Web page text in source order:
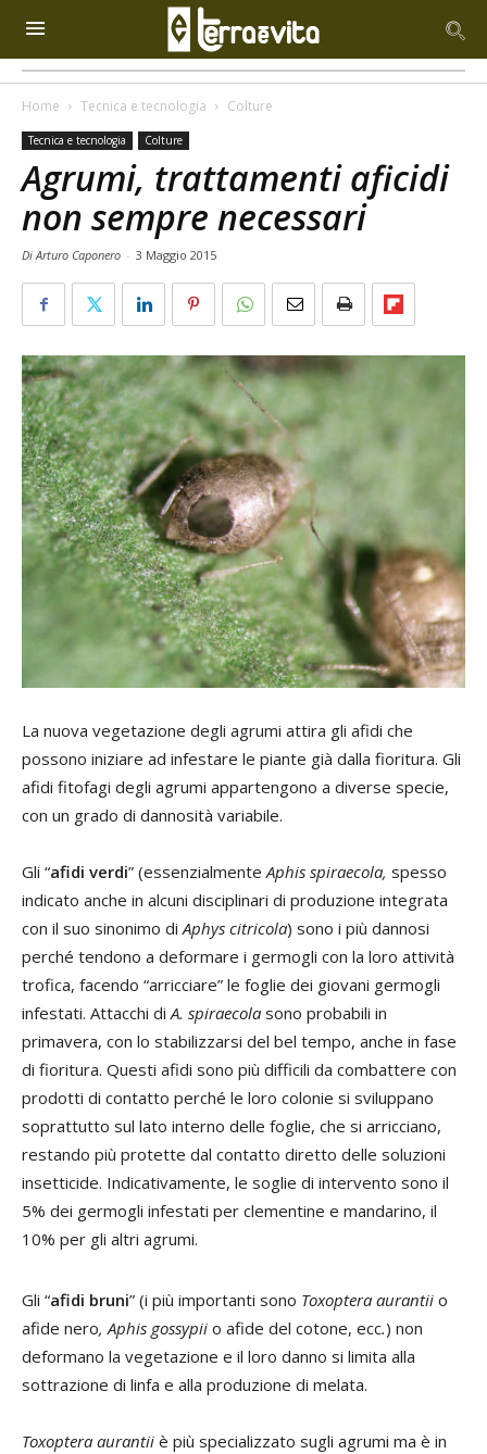
Home Tecnica e tecnologia Colture
Tecnica e tecnologia Colture
Agrumi, trattamenti aficidi
non sempre necessari
Di Arturo Caponero - 3 Maggio 2015
La nuova vegetazione degli agrumi attira gli afidi che
possono iniziare ad infestare le piante già dalla fioritura. Gli
afidi fitofagi degli agrumi appartengono a diverse specie,
con un grado di dannosità variabile.
Gli “afidi verdi” (essenzialmenteAphis spiraecola, spesso
indicato anche in alcuni disciplinari di produzione integrata
con il suo sinonimo di Aphys citricola) sono i più dannosi
perché tendono a deformare i germogli con la loro attività
trofica, facendo “arricciare” le foglie dei giovani germogli
infestati. Attacchi diA. spiraecola sono probabili in
primavera, con lo stabilizzarsi del bel tempo, anche in fase
di fioritura. Questi afidi sono più difficili da combattere con
prodotti di contatto perché le loro colonie si sviluppano
soprattutto sul lato interno delle foglie, che si arricciano,
restando più protette dal contatto diretto delle soluzioni
insetticide. Indicativamente, le soglie di intervento sono il
5% dei germogli infestati per clementine e mandarino, il
10% per gli altri agrumi.
Gli “afidi bruni” (i più importanti sono Toxoptera aurantii o
afide nero, Aphis gossypii o afide del cotone, ecc.) non
deformano la vegetazione e il loro danno si limita alla
sottrazione di linfa e alla produzione di melata.
Toxoptera aurantii è più specializzato sugli agrumi ma è in